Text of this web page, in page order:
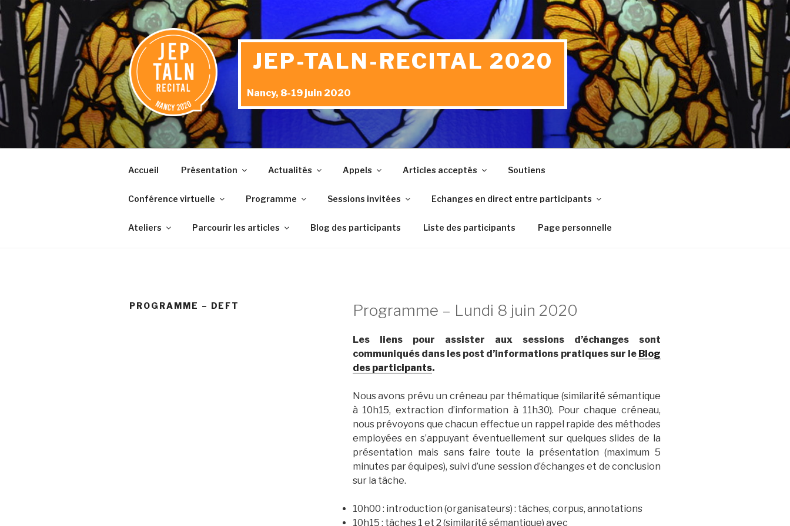
Aller
au
contenu
principal
JEP-TALN-RECITAL 2020
Nancy, 8-19 juin 2020
Accueil Présentation Actualités Appels Articles acceptés Soutiens
Conférence virtuelle Programme Sessions invitées Echanges en direct entre participants
Ateliers Parcourir les articles Blog des participants Liste des participants Page personnelle
PROGRAMME – DEFT Programme – Lundi 8 juin 2020
Les liens pour assister aux sessions d’échanges sont
communiqués dans les post d’informations pratiques sur le Blog
des participants.
Nous avons prévu un créneau par thématique (similarité sémantique
à 10h15, extraction d’information à 11h30). Pour chaque créneau,
nous prévoyons que chacun effectue un rappel rapide des méthodes
employées en s’appuyant éventuellement sur quelques slides de la
présentation mais sans faire toute la présentation (maximum 5
minutes par équipes), suivi d’une session d’échanges et de conclusion
sur la tâche.
10h00 : introduction (organisateurs) : tâches, corpus, annotations
10h15 : tâches 1 et 2 (similarité sémantique) avec